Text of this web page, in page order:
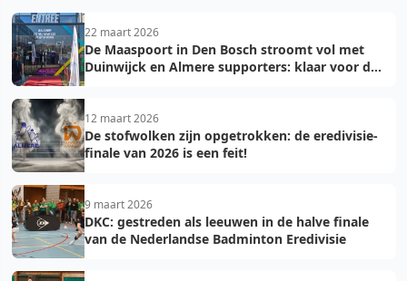
22 maart 2026
De Maaspoort in Den Bosch stroomt vol met
Duinwijck en Almere supporters: klaar voor de
12 maart 2026
De stofwolken zijn opgetrokken: de eredivisie-
finale van 2026 is een feit!
9 maart 2026
DKC: gestreden als leeuwen in de halve finale
van de Nederlandse Badminton Eredivisie